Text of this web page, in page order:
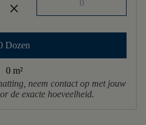
close
Dozen
0 m²
neem contact op met jouw
de exacte hoeveelheid.